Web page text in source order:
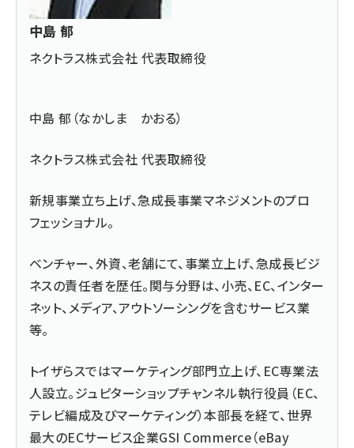
中島 郁
ネクトラス株式会社 代表取締役
中島 郁（なかしま かおる）
ネクトラス株式会社 代表取締役
新規事業立ち上げ、急成長事業マネジメントのプロ
フェッショナル。
ベンチャー、外資、老舗にて、事業立上げ、急成長ビジ
ネスの責任者を歴任。関与分野は、小売、EC、インター
ネット、メディア、アウトソーシングを含むサービス業
等。
トイザらスではマーケティング部門立上げ、EC専業法
人設立。ジュピターショップチャンネル執行役員（EC、
テレビ編成及びマーケティング）本部長を経て、世界
最大のECサービス企業GSI Commerce（eBay